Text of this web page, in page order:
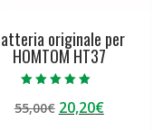
originale per
HOMTOM HT37
5.00
su 5
55,00€ Il
20,20€Il